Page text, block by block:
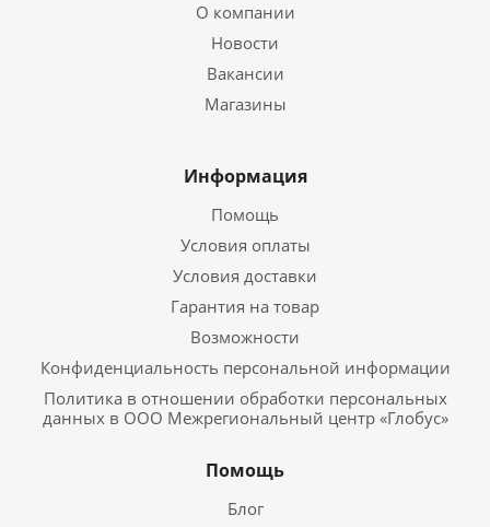
О компании
Новости
Вакансии
Магазины
Информация
Помощь
Условия оплаты
Условия доставки
Гарантия на товар
Возможности
Конфиденциальность персональной информации
Политика в отношении обработки персональных
данных в ООО Межрегиональный центр «Глобус»
Помощь
Блог